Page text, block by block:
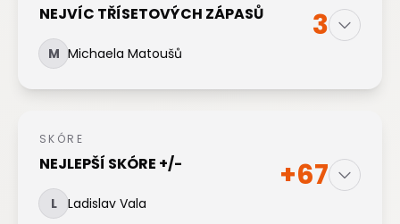
NEJVÍC TŘÍSETOVÝCH ZÁPASŮ
M Michaela Matoušů
3
SKÓRE
NEJLEPŠÍ SKÓRE +/-
L Ladislav Vala
+67